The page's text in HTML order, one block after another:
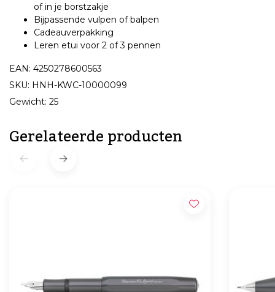
of in je borstzakje
Bijpassende vulpen of balpen
Cadeauverpakking
Leren etui voor 2 of 3 pennen
EAN: 4250278600563
SKU: HNH-KWC-10000099
Gewicht: 25
Gerelateerde producten